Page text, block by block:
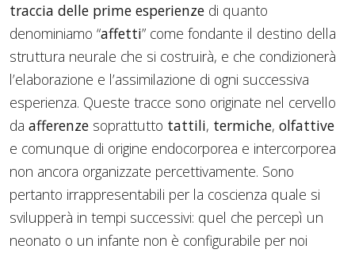
traccia delle prime esperienze di quanto
denominiamo “affetti” come fondante il destino della
struttura neurale che si costruirà, e che condizionerà
l’elaborazione e l’assimilazione di ogni successiva
esperienza. Queste tracce sono originate nel cervello
da afferenze soprattutto tattili, termiche, olfattive
e comunque di origine endocorporea e intercorporea
non ancora organizzate percettivamente. Sono
pertanto irrappresentabili per la coscienza quale si
svilupperà in tempi successivi: quel che percepì un
neonato o un infante non è configurabile per noi